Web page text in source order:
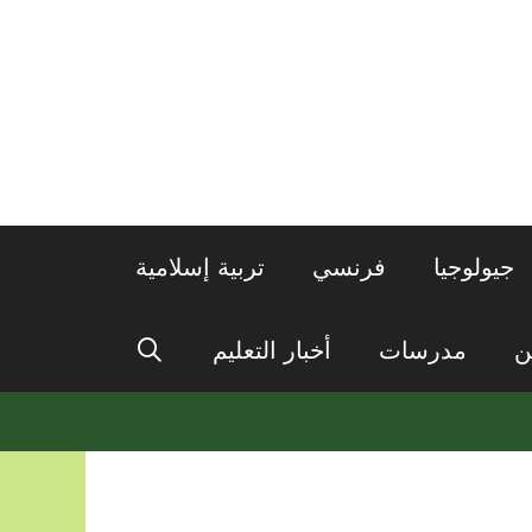
جيولوجيا فرنسي تربية إسلامية
مدرسات أخبار التعليم